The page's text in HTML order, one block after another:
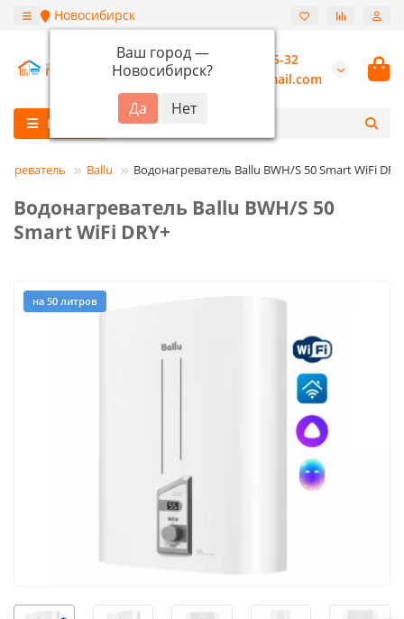
Новосибирск
Ваш город —
Новосибирск?
+7 (913) 987-55-32
burannsk@gmail.com
Каталог
Ballu Водонагреватель Ballu BWH/S 50 Smart WiFi
Водонагреватель Ballu BWH/S 50
Smart WiFi DRY+
на 50 литров